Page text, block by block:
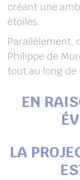
créant une
étoiles.
Parallèlement,
Philippe de
tout au long de
EN
LA